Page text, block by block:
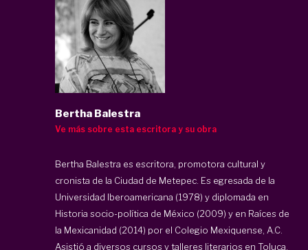
Bertha Balestra
Ve más sobre esta escritora y su obra
Bertha Balestra es escritora, promotora cultural y
cronista de la Ciudad de Metepec. Es egresada de la
Universidad Iberoamericana (1978) y diplomada en
Historia socio-política de México (2009) y en Raíces de
la Mexicanidad (2014) por el Colegio Mexiquense, A.C.
Asistió a diversos cursos y talleres literarios en Toluca,